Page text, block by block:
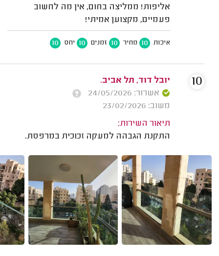
אליפות! ממליצה בחום, אין מה לחשוב
פעמיים, מקצוען אמיתי!
איכות 10 מחיר 10 זמנים 10 יחס 10
יובל דוד, תל אביב.
אשרור: 24/05/2026
משוב: 23/02/2026
תיאור השירות:
התקנת הגבהה למעקה זכוכית במרפסת.
10